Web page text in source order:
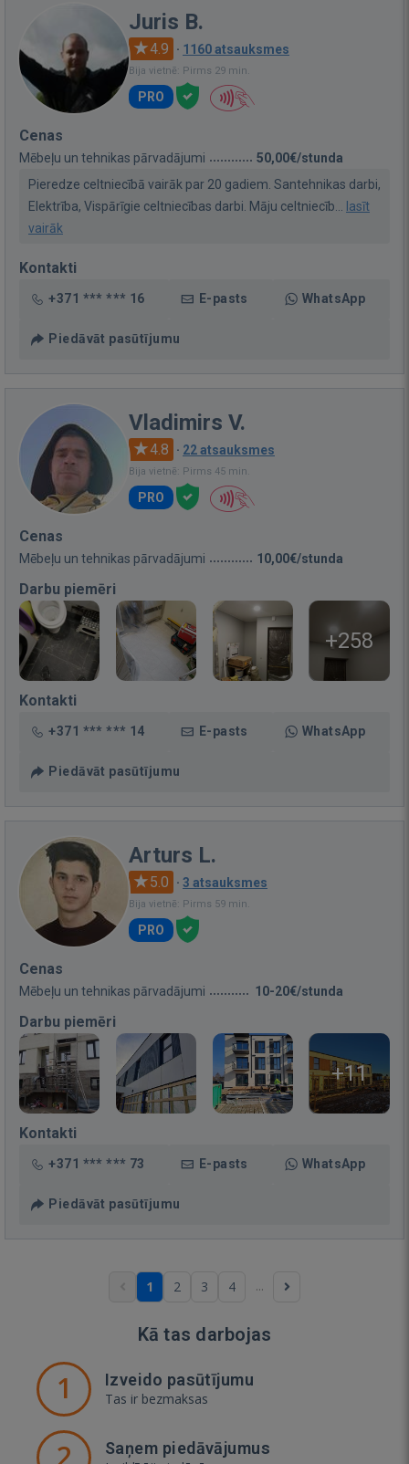
Juris B.
4.9 · 1160 atsauksmes
Bija vietnē: Pirms 29 min.
PRO
Cenas
Mēbeļu un tehnikas pārvadājumi
50,00€/stunda
Pieredze celtniecībā vairāk par 20 gadiem. Santehnikas darbi,
Elektrība, Vispārīgie celtniecības darbi. Māju celtniecīb... lasīt
vairāk
Kontakti
+371 *** *** 16 E-pasts WhatsApp
Piedāvāt pasūtījumu
Vladimirs V.
4.8 · 22 atsauksmes
Bija vietnē: Pirms 45 min.
PRO
Cenas
Mēbeļu un tehnikas pārvadājumi 10,00€/stunda
Darbu piemēri
+258
Kontakti
+371 *** *** 14 E-pasts WhatsApp
Piedāvāt pasūtījumu
Arturs L.
5.0 · 3 atsauksmes
Bija vietnē: Pirms 59 min.
PRO
Cenas
Mēbeļu un tehnikas pārvadājumi 10-20€/stunda
Darbu piemēri
+11
Kontakti
+371 *** *** 73 E-pasts WhatsApp
Piedāvāt pasūtījumu
1 2 3 4 ...
Kā tas darbojas
1 Izveido pasūtījumu
Tas ir bezmaksas
2 Saņem piedāvājumus